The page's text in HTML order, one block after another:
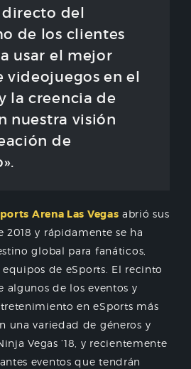
del
de los clientes
usar el mejor
videojuegos en el
la creencia de
nuestra visión
de
Arena Las Vegas abrió sus
2018 y rápidamente se ha
global para fanáticos,
de eSports. El recinto
algunos de los eventos y
en eSports más
una variedad de géneros y
Vegas ’18, y recientemente
eventos que tendrán